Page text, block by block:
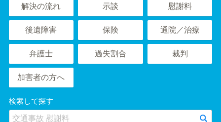
解決の流れ 示談 慰謝料
後遺障害 保険 通院／治療
弁護士 過失割合 裁判
加害者の方へ
検索して探す